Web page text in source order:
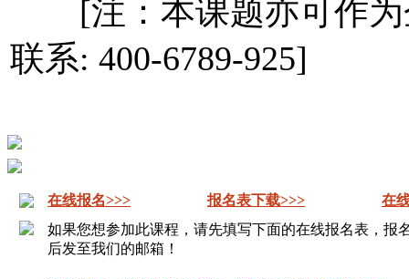
[注：本课题亦可作为
联系: 400-6789-925]
在线报名>>> 报名表下载>>>
在
如果您想参加此课程，请先填写下面的在线报名表，报
后发至我们的邮箱！